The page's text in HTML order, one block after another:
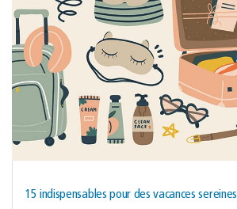
15 indispensables pour des vacances sereines